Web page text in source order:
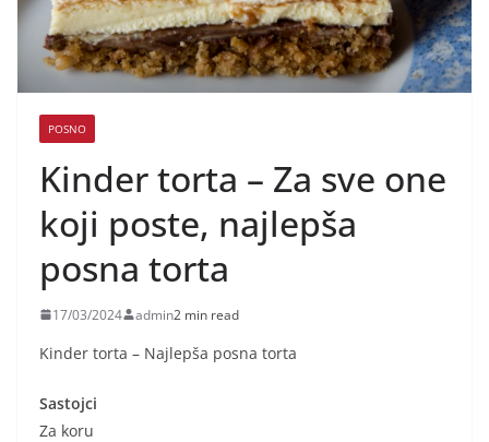
POSNO
Kinder torta – Za sve one
koji poste, najlepša
posna torta
17/03/2024 admin2 min read
Kinder torta – Najlepša posna torta
Sastojci
Za koru